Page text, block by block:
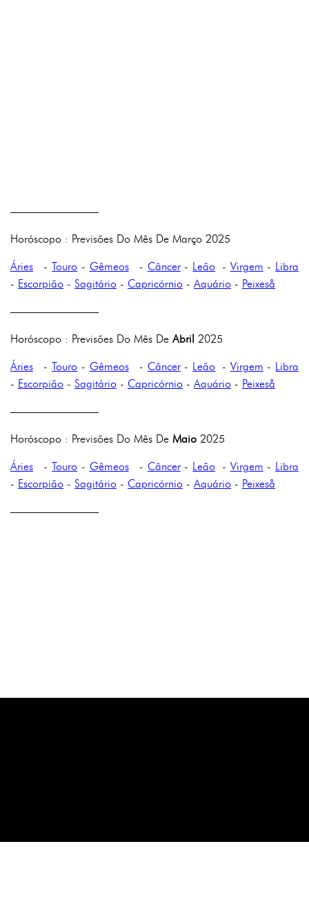
————————
Horóscopo : Previsões Do Mês De Março 2025
Áries -Touro - Gêmeos- Câncer- Leão - Virgem - Libra
- Escorpião - Sagitário - Capricórnio - Aquário - Peixeså
————————
Horóscopo : Previsões Do Mês DeAbril 2025
Áries -Touro - Gêmeos- Câncer- Leão - Virgem - Libra
- Escorpião - Sagitário - Capricórnio - Aquário - Peixeså
————————
Horóscopo : Previsões Do Mês De Maio 2025
Áries -Touro - Gêmeos- Câncer- Leão - Virgem - Libra
- Escorpião - Sagitário - Capricórnio - Aquário - Peixeså
————————